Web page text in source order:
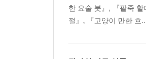
한 요술 붓』, 『팥죽
절』, 『고양이 만한 호